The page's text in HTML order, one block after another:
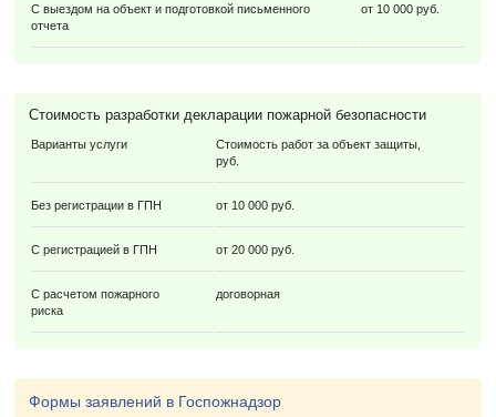
С выездом на объект и подготовкой письменного
отчета
от 10 000 руб.
Стоимость разработки декларации пожарной безопасности
Варианты услуги
Стоимость работ за объект защиты,
руб.
Без регистрации в ГПН от 10 000 руб.
С регистрацией в ГПН от 20 000 руб.
С расчетом пожарного
риска
договорная
Формы заявлений в Госпожнадзор